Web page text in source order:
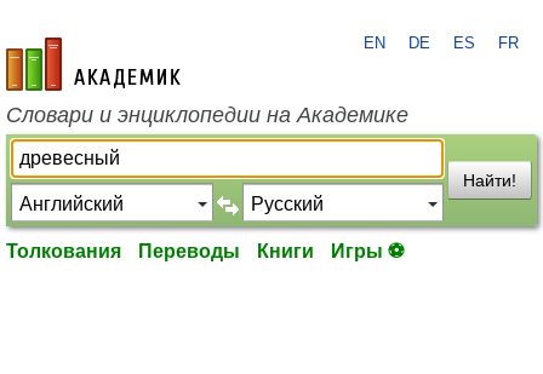
academic.ru
EN DE ES FR
Словари и энциклопедии на Академике
Найти!
Толкования Переводы Книги Игры ⚽